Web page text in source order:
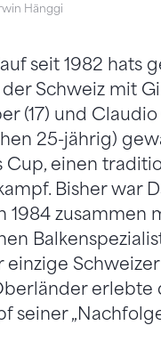
Hänggi
seit 1982 hats
der Schweiz mit
(17) und
25-jährig)
Cup, einen
Bisher war
1984 zusammen
einzige
erlebte
seiner